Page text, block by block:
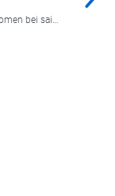
Zur Linderung von Nasen- und Augensymptomen bei saisonaler und ganzjähriger allergischer Rhinitis sowie zur Linderung von chronischer Nesselsucht.